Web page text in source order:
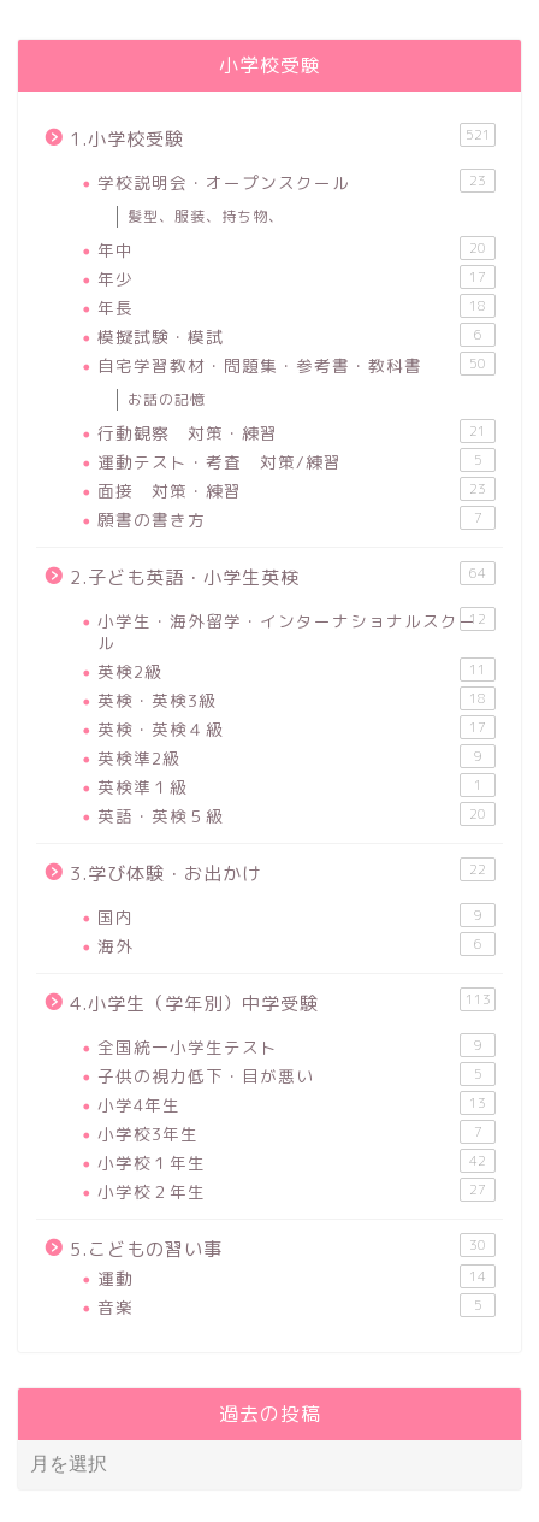
小学校受験
1.小学校受験 521
学校説明会・オープンスクール 23
髪型、服装、持ち物、
年中 20
年少 17
年長 18
模擬試験・模試 6
自宅学習教材・問題集・参考書・教科書 50
お話の記憶
行動観察 対策・練習 21
運動テスト・考査 対策/練習 5
面接 対策・練習 23
願書の書き方 7
2.子ども英語・小学生英検 64
小学生・海外留学・インターナショナルスクー
ル
12
英検2級 11
英検・英検3級 18
英検・英検４級 17
英検準2級 9
英検準１級 1
英語・英検５級 20
3.学び体験・お出かけ 22
国内 9
海外 6
4.小学生（学年別）中学受験 113
全国統一小学生テスト 9
子供の視力低下・目が悪い 5
小学4年生 13
小学校3年生 7
小学校１年生 42
小学校２年生 27
5.こどもの習い事 30
運動 14
音楽 5
過去の投稿